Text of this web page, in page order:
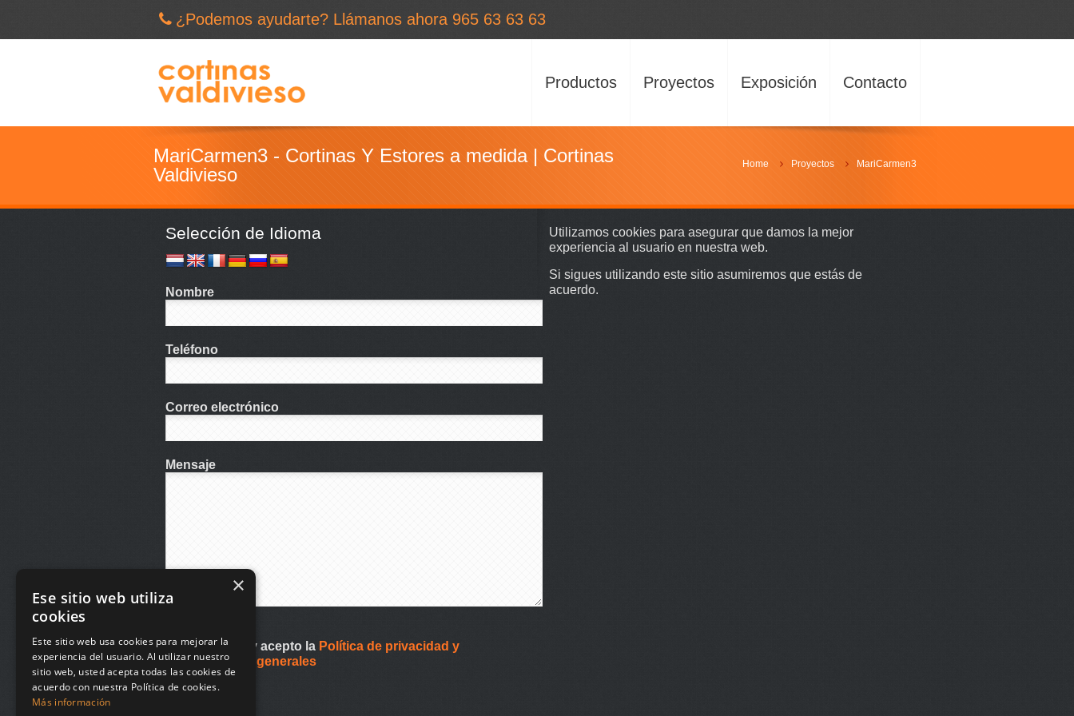
¿Podemos ayudarte? Llámanos ahora 965 63 63 63
Productos Proyectos Exposición Contacto
MariCarmen3 - Cortinas Y Estores a medida | Cortinas
Valdivieso
Home Proyectos MariCarmen3
Selección de Idioma
Nombre
Teléfono
Correo electrónico
Mensaje
He leído y acepto la Política de privacidad y
condiciones generales
Utilizamos cookies para asegurar que damos la mejor
experiencia al usuario en nuestra web.
Si sigues utilizando este sitio asumiremos que estás de
acuerdo.
×
Ese sitio web utiliza
cookies
Este sitio web usa cookies para mejorar la
experiencia del usuario. Al utilizar nuestro
sitio web, usted acepta todas las cookies de
acuerdo con nuestra Política de cookies.
Más información